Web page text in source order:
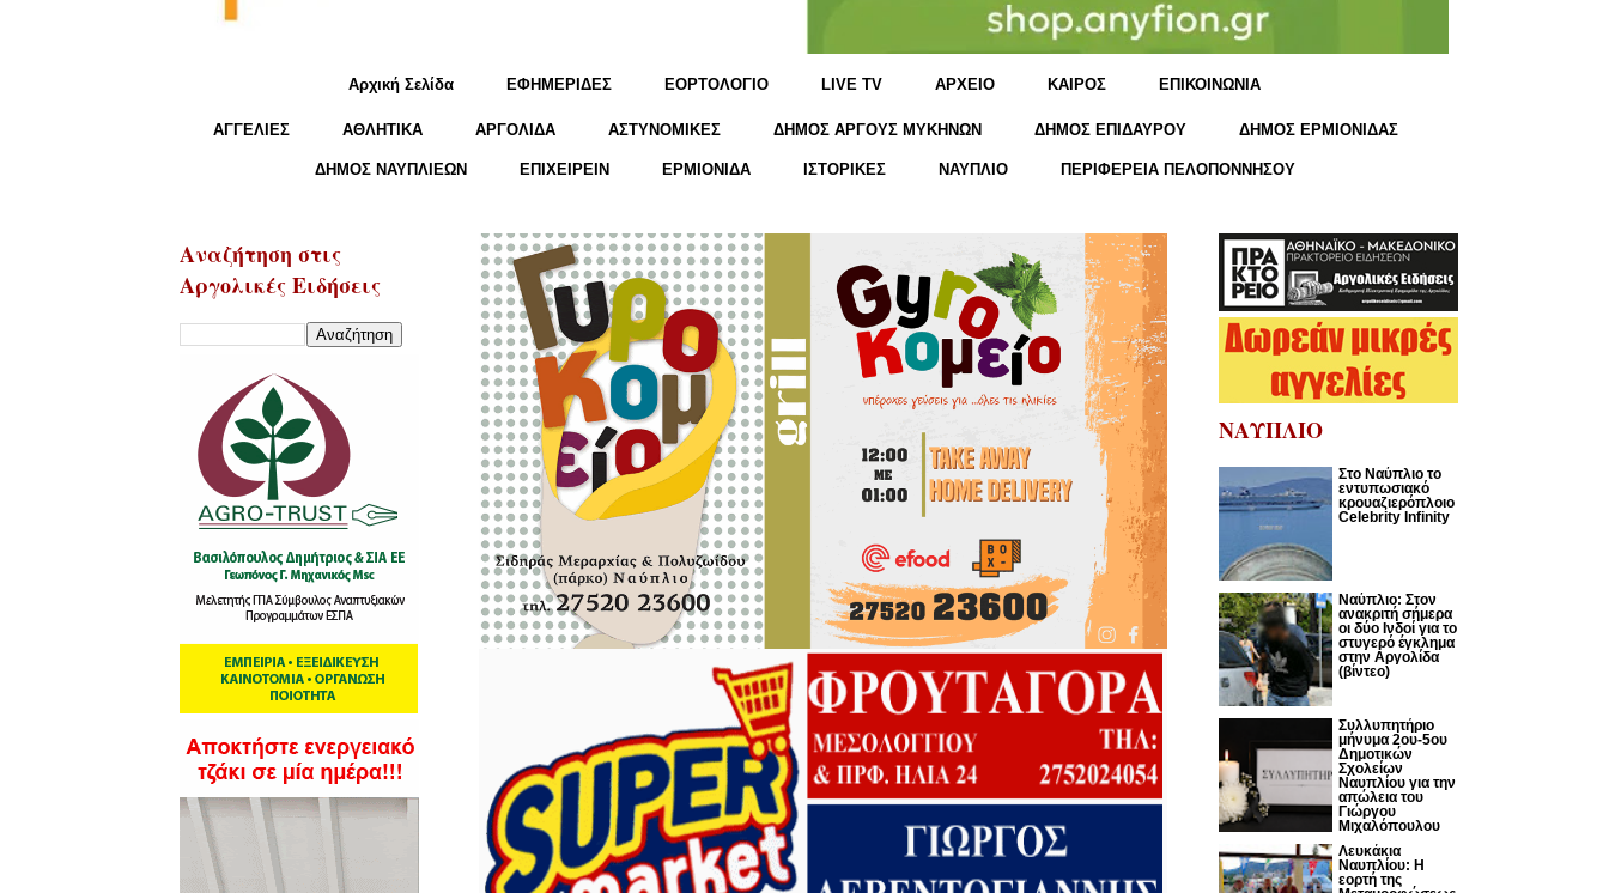
Αρχική Σελίδα ΕΦΗΜΕΡΙΔΕΣ ΕΟΡΤΟΛΟΓΙΟ LIVE TV ΑΡΧΕΙΟ KΑΙΡΟΣ ΕΠΙΚΟΙΝΩΝΙΑ
ΑΓΓΕΛΙΕΣ ΑΘΛΗΤΙΚΑ ΑΡΓΟΛΙΔΑ ΑΣΤΥΝΟΜΙΚΕΣ ΔΗΜΟΣ ΑΡΓΟΥΣ ΜΥΚΗΝΩΝ ΔΗΜΟΣ ΕΠΙΔΑΥΡΟΥ ΔΗΜΟΣ ΕΡΜΙΟΝΙΔΑΣ
ΔΗΜΟΣ ΝΑΥΠΛΙΕΩΝ ΕΠΙΧΕΙΡΕΙΝ ΕΡΜΙΟΝΙΔΑ ΙΣΤΟΡΙΚΕΣ ΝΑΥΠΛΙΟ ΠΕΡΙΦΕΡΕΙΑ ΠΕΛΟΠΟΝΝΗΣΟΥ
Αναζήτηση στις
Αργολικές Ειδήσεις
ΝΑΥΠΛΙΟ
Στο Ναύπλιο το
εντυπωσιακό
κρουαζιερόπλοιο
Celebrity Infinity
Nαύπλιο: Στον
ανακριτή σήμερα
οι δύο Ινδοί για το
στυγερό έγκλημα
στην Αργολίδα
(βίντεο)
Συλλυπητήριο
μήνυμα 2ου-5ου
Δημοτικών
Σχολείων
Ναυπλίου για την
απώλεια του
Γιώργου
Μιχαλόπουλου
Λευκάκια
Ναυπλίου: Η
εορτή της